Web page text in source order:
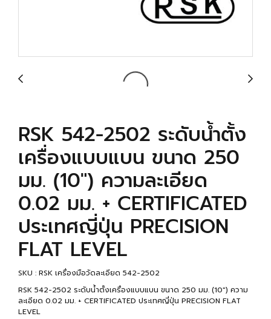
RSK 542-2502 ระดับน้ำตั้ง
เครื่องแบบแบน ขนาด 250
มม. (10") ความละเอียด
0.02 มม. + CERTIFICATED
ประเทศญี่ปุ่น PRECISION
FLAT LEVEL
SKU : RSK เครื่องมือวัดละเอียด 542-2502
RSK 542-2502 ระดับน้ำตั้งเครื่องแบบแบน ขนาด 250 มม. (10") ความ
ละเอียด 0.02 มม. + CERTIFICATED ประเทศญี่ปุ่น PRECISION FLAT
LEVEL